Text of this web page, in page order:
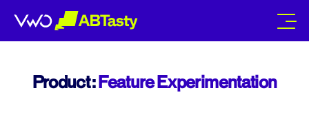
abtasty
Product :Feature Experimentation